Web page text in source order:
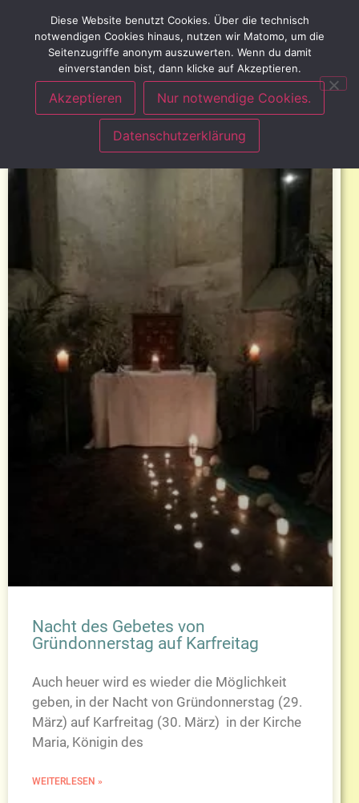
Nacht des Gebetes von
Gründonnerstag auf Karfreitag
Auch heuer wird es wieder die Möglichkeit
geben, in der Nacht von Gründonnerstag (29.
März) auf Karfreitag (30. März) in der Kirche
Maria, Königin des
WEITERLESEN »
Diese Website benutzt Cookies. Über die technisch
notwendigen Cookies hinaus, nutzen wir Matomo, um die
Seitenzugriffe anonym auszuwerten. Wenn du damit
einverstanden bist, dann klicke auf Akzeptieren.
Akzeptieren Nur notwendige Cookies.
Datenschutzerklärung